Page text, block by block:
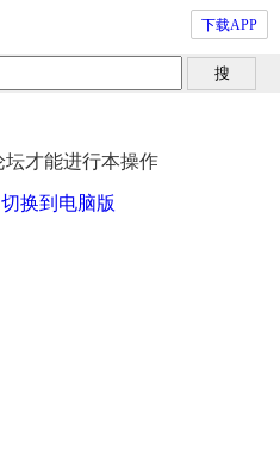
下载APP
才能进行本操作
切换到电脑版